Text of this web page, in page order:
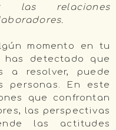
las relaciones
momento en tu
has detectado que
a resolver, puede
personas. En este
que confrontan
las perspectivas
las actitudes